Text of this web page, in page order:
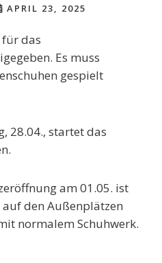
APRIL 23, 2025
das
Es muss
gespielt
28.04., startet das
am 01.05. ist
den Außenplätzen
normalem Schuhwerk.